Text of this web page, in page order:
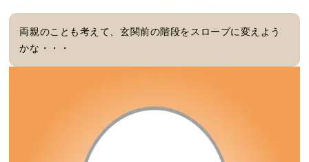
両親のことも考えて、玄関前の階段をスロープに変えよう
かな・・・